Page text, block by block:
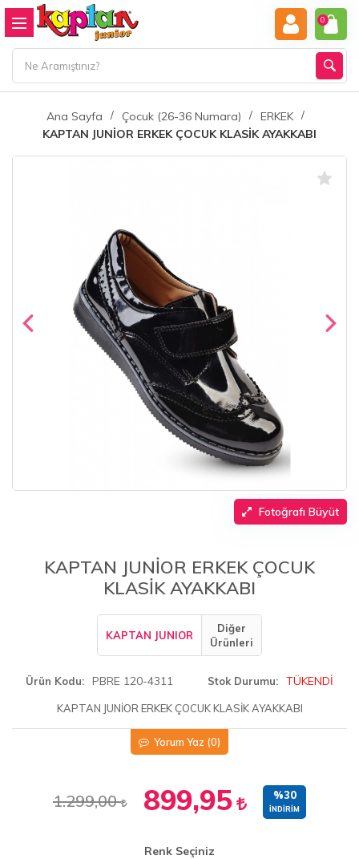
0
Ana Sayfa Çocuk (26-36 Numara)
ERKEK
KAPTAN JUNİOR ERKEK ÇOCUK KLASİK AYAKKABI
Fotoğrafı Büyüt
KAPTAN JUNİOR ERKEK ÇOCUK
KLASİK AYAKKABI
KAPTAN JUNIOR
Diğer
Ürünleri
Ürün Kodu PBRE 120-4311 Stok Durumu TÜKENDİ
KAPTAN JUNİOR ERKEK ÇOCUK KLASİK AYAKKABI
Yorum Yaz (0)
1.299,00 899,95 %30
İNDIRIM
Renk Seçiniz